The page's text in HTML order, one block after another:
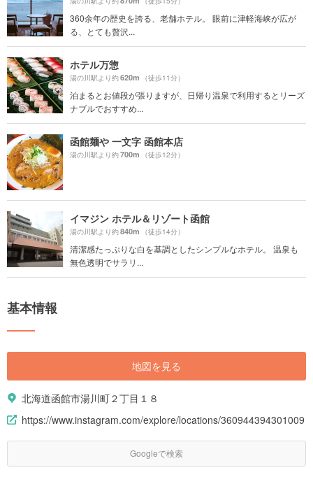
360余年の歴史を誇る、老舗ホテル。 眼前に津軽海峡が広が
る、とても贅沢...
ホテル万惣
湯の川駅より約620m （徒歩11分）
泊まるとお値段が張りますが、日帰り温泉で利用するとリーズ
ナブルでおすすめ...
函館麺や 一文字 函館本店
湯の川駅より約700m （徒歩12分）
イマジン ホテル＆リゾート函館
湯の川駅より約840m （徒歩14分）
清潔感たっぷりな白を基調としたシンプルなホテル。 温泉も
無色透明でサラリ...
基本情報
地図を見る
北海道函館市湯川町２丁目１８
https://www.instagram.com/explore/locations/360944394301009
Googleで検索